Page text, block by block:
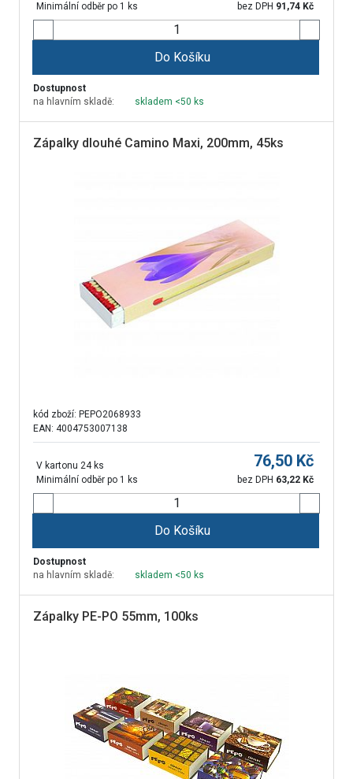
Minimální odběr po 1 ks
bez DPH 91,74 Kč
Do Košíku
Dostupnost
na hlavním skladě:
skladem <50 ks
Zápalky dlouhé Camino Maxi, 200mm, 45ks
kód zboží: PEPO2068933
EAN: 4004753007138
V kartonu 24 ks
Minimální odběr po 1 ks
76,50 Kč
bez DPH 63,22 Kč
Do Košíku
Dostupnost
na hlavním skladě:
skladem <50 ks
Zápalky PE-PO 55mm, 100ks